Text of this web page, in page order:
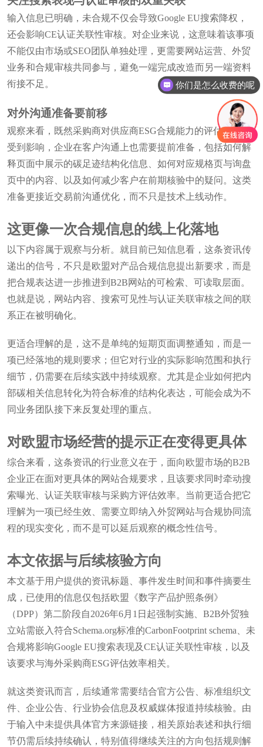
输入信息已明确，未合规不仅会导致Google EU搜索降权，
还会影响CE认证关联性审核。对企业来说，这意味着该事项
不能仅由市场或SEO团队单独处理，更需要网站运营、外贸
业务和合规审核共同参与，避免一端完成改造而另一端资料
衔接不足。
对外沟通准备要前移
观察来看，既然采购商对供应商ESG合规能力的评估效率会
受到影响，企业在客户沟通上也需要提前准备，包括如何解
释页面中展示的碳足迹结构化信息、如何对应规格页与询盘
页中的内容、以及如何减少客户在前期核验中的疑问。这类
准备更接近交易前沟通优化，而不只是技术上线动作。
这更像一次合规信息的线上化落地
以下内容属于观察与分析。就目前已知信息看，这条资讯传
递出的信号，不只是欧盟对产品合规信息提出新要求，而是
把合规表达进一步推进到B2B网站的可检索、可读取层面。
也就是说，网站内容、搜索可见性与认证关联审核之间的联
系正在被明确化。
更适合理解的是，这不是单纯的短期页面调整通知，而是一
项已经落地的规则要求；但它对行业的实际影响范围和执行
细节，仍需要在后续实践中持续观察。尤其是企业如何把内
部碳相关信息转化为符合标准的结构化表达，可能会成为不
同业务团队接下来反复处理的重点。
对欧盟市场经营的提示正在变得更具体
综合来看，这条资讯的行业意义在于，面向欧盟市场的B2B
企业正在面对更具体的网站合规要求，且该要求同时牵动搜
索曝光、认证关联审核与采购方评估效率。当前更适合把它
理解为一项已经生效、需要立即纳入外贸网站与合规协同流
程的现实变化，而不是可以延后观察的概念性信号。
本文依据与后续核验方向
本文基于用户提供的资讯标题、事件发生时间和事件摘要生
成，已使用的信息仅包括欧盟《数字产品护照条例》
（DPP）第二阶段自2026年6月1日起强制实施、B2B外贸独
立站需嵌入符合Schema.org标准的CarbonFootprint schema、未
合规将影响Google EU搜索表现及CE认证关联性审核，以及
该要求与海外采购商ESG评估效率相关。
就这类资讯而言，后续通常需要结合官方公告、标准组织文
件、企业公告、行业协会信息及权威媒体报道持续核验。由
于输入中未提供具体官方来源链接，相关原始表述和执行细
节仍需后续持续确认，特别值得继续关注的方向包括规则解
你们是怎么收费的呢
现在有优惠活动吗